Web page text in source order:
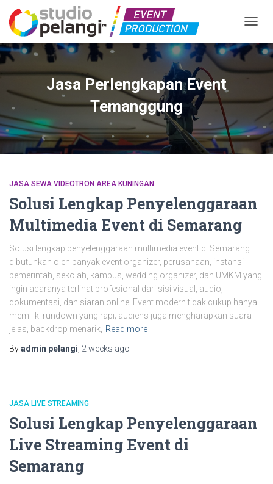
Jasa Perlengkapan Event
Temanggung
JASA SEWA VIDEOTRON AREA KUNINGAN
Solusi Lengkap Penyelenggaraan
Multimedia Event di Semarang
Solusi lengkap penyelenggaraan multimedia event di Semarang
dibutuhkan oleh banyak event organizer, perusahaan, instansi
pemerintah, sekolah, kampus, wedding organizer, dan UMKM yang
ingin acaranya terlihat profesional dari sisi visual, audio,
dokumentasi, dan siaran online. Event modern tidak cukup hanya
memiliki rundown yang rapi; audiens juga mengharapkan suara
jelas, backdrop menarik,
Read more
Byadmin pelangi 2 weeks ago
JASA LIVE STREAMING
Solusi Lengkap Penyelenggaraan
Live Streaming Event di
Semarang